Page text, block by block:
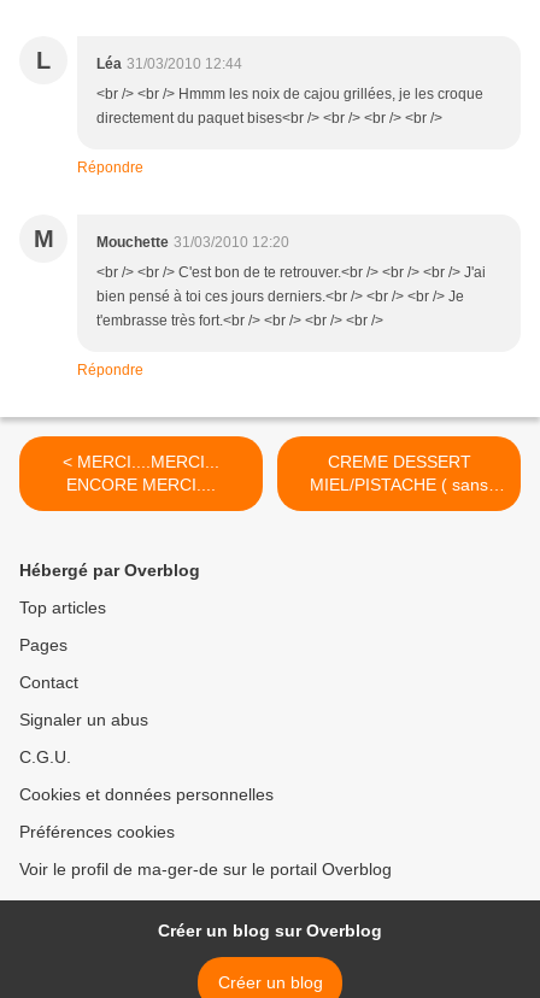
L Léa 31/03/2010 12:44
<br /> <br /> Hmmm les noix de cajou grillées, je les croque
directement du paquet bises<br /> <br /> <br /> <br />
Répondre
M Mouchette 31/03/2010 12:20
<br /> <br /> C'est bon de te retrouver.<br /> <br /> <br /> J'ai
bien pensé à toi ces jours derniers.<br /> <br /> <br /> Je
t'embrasse très fort.<br /> <br /> <br /> <br />
Répondre
< MERCI....MERCI...
ENCORE MERCI....
CREME DESSERT
MIEL/PISTACHE ( sans
oeuf).... >
Hébergé par Overblog
Top articles
Pages
Contact
Signaler un abus
C.G.U.
Cookies et données personnelles
Préférences cookies
Voir le profil de ma-ger-de sur le portail Overblog
Créer un blog sur Overblog
Créer un blog